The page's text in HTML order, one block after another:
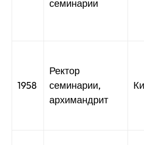
семинарии
1958
Ректор
семинарии,
архимандрит